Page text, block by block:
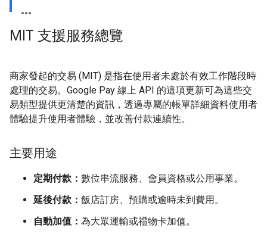
MIT 支援服務總覽
商家發起的交易 (MIT) 是指在使用者未處於有效工作階段時
處理的交易。Google Pay 線上 API 的這項更新可為這些交
易類型提供更清楚的資訊，透過專屬的帳單詳細資料使用者
體驗提升使用者體驗，並改善付款連續性。
主要用途
定期付款： 數位串流服務、會員資格或公用事業。
延後付款： 飯店訂房、預購或逾時未到費用。
自動加值： 為大眾運輸或禮物卡加值。